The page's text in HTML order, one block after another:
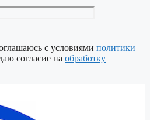
с условиями политики
согласие на обработку